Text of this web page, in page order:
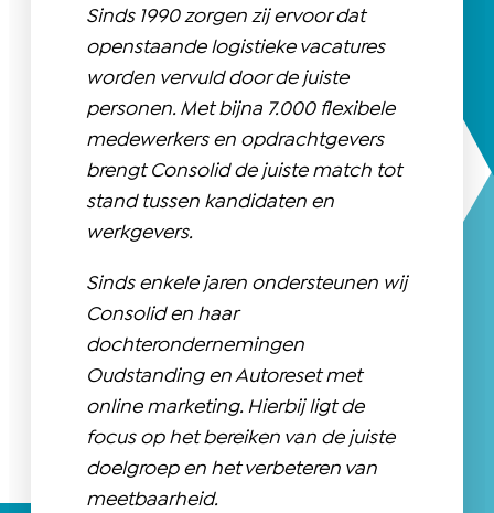
Sinds 1990 zorgen zij ervoor dat
openstaande logistieke vacatures
worden vervuld door de juiste
personen. Met bijna 7.000 flexibele
medewerkers en opdrachtgevers
brengt Consolid de juiste match tot
stand tussen kandidaten en
werkgevers.
Sinds enkele jaren ondersteunen wij
Consolid en haar
dochterondernemingen
Oudstanding en Autoreset met
online marketing. Hierbij ligt de
focus op het bereiken van de juiste
doelgroep en het verbeteren van
meetbaarheid.